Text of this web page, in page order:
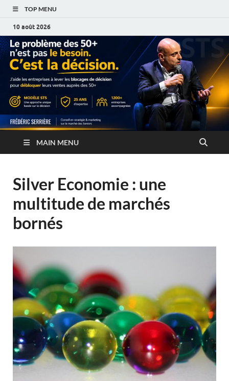
TOP MENU
10 août 2026
MAIN MENU
Silver Economie : une
multitude de marchés
bornés